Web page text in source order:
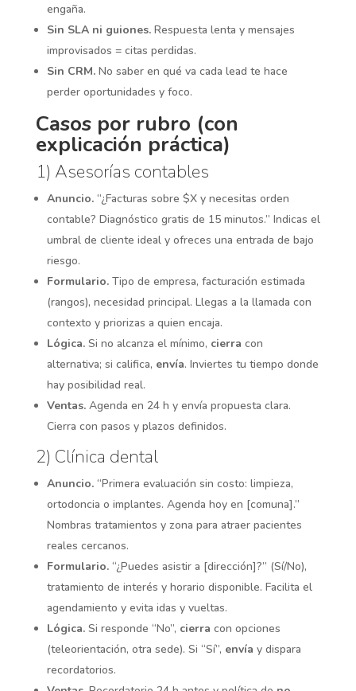
engaña.
Sin SLA ni guiones.Respuesta lenta y mensajes
improvisados = citas perdidas.
Sin CRM.No saber en qué va cada lead te hace
perder oportunidades y foco.
Casos por rubro (con
explicación práctica)
1) Asesorías contables
Anuncio.“¿Facturas sobre $X y necesitas orden
contable? Diagnóstico gratis de 15 minutos.” Indicas el
umbral de cliente ideal y ofreces una entrada de bajo
riesgo.
Formulario.Tipo de empresa, facturación estimada
(rangos), necesidad principal. Llegas a la llamada con
contexto y priorizas a quien encaja.
Lógica.Si no alcanza el mínimo, cierra con
alternativa; si califica, envía. Inviertes tu tiempo donde
hay posibilidad real.
Ventas.Agenda en 24 h y envía propuesta clara.
Cierra con pasos y plazos definidos.
2) Clínica dental
Anuncio.“Primera evaluación sin costo: limpieza,
ortodoncia o implantes. Agenda hoy en [comuna].”
Nombras tratamientos y zona para atraer pacientes
reales cercanos.
Formulario.“¿Puedes asistir a [dirección]?” (Sí/No),
tratamiento de interés y horario disponible. Facilita el
agendamiento y evita idas y vueltas.
Lógica.Si responde “No”, cierra con opciones
(teleorientación, otra sede). Si “Sí”, envía y dispara
recordatorios.